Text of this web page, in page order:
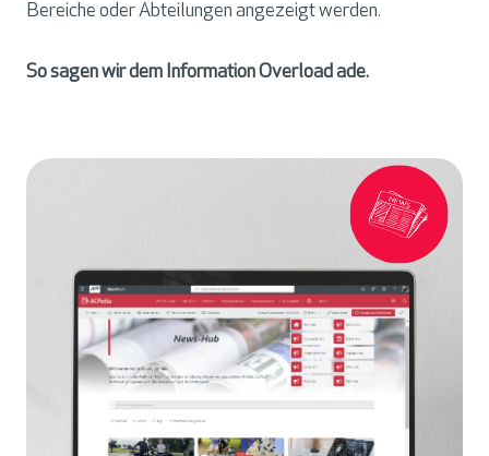
Bereiche oder Abteilungen angezeigt werden.
So sagen wir dem Information Overload ade.